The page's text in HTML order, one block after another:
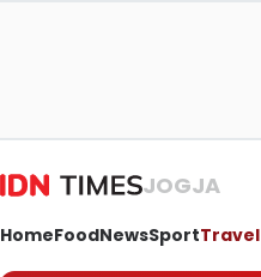
JOGJA
HomeFoodNewsSportTravel